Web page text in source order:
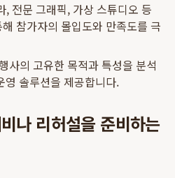
, 전문 그래픽, 가상 스튜디오 등
참가자의 몰입도와 만족도를 극
사의 고유한 목적과 특성을 분석
영 솔루션을 제공합니다.
나 리허설을 준비하는